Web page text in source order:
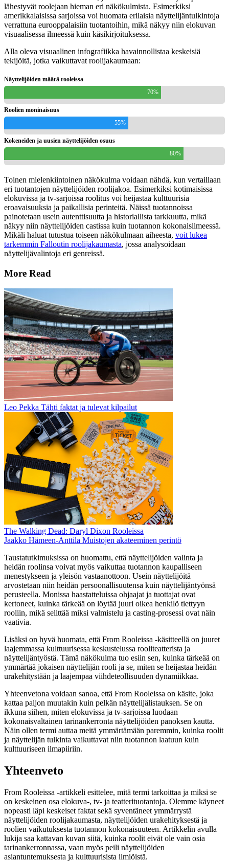
lähestyvät roolejaan hieman eri näkökulmista. Esimerkiksi
amerikkalaisissa sarjoissa voi huomata erilaisia näyttelijäntulkintoja
verrattuna eurooppalaisiin tuotantoihin, mikä näkyy niin elokuvan
visuaalisessa ilmeessä kuin käsikirjoituksessa.
Alla oleva visuaalinen infografiikka havainnollistaa keskeisiä
tekijöitä, jotka vaikuttavat roolijakaumaan:
Näyttelijöiden määrä rooleissa
70%
Roolien moninaisuus
55%
Kokeneiden ja uusien näyttelijöiden osuus
80%
Toinen mielenkiintoinen näkökulma voidaan nähdä, kun vertaillaan
eri tuotantojen näyttelijöiden roolijakoa. Esimerkiksi kotimaisissa
elokuvissa ja tv-sarjoissa roolitus voi heijastaa kulttuurisia
eroavaisuuksia ja paikallisia perinteitä. Näissä tuotannoissa
painotetaan usein autenttisuutta ja historiallista tarkkuutta, mikä
näkyy niin näyttelijöiden castissa kuin tuotannon kokonaisilmeessä.
Mikäli haluat tutustua toiseen näkökulmaan aiheesta, voit lukea
tarkemmin Falloutin roolijakaumasta, jossa analysoidaan
näyttelijävalintoja eri genreissä.
More Read
Leo Pekka Tähti faktat ja tulevat kilpailut
The Walking Dead: Daryl Dixon Rooleissa
Jaakko Hämeen-Anttila Muistojen akateeminen perintö
Taustatutkimuksissa on huomattu, että näyttelijöiden valinta ja
heidän roolinsa voivat myös vaikuttaa tuotannon kaupalliseen
menestykseen ja yleisön vastaanottoon. Usein näyttelijöitä
arvostetaan niin heidän persoonallisuutensa kuin näyttelijäntyönsä
perusteella. Monissa haastatteluissa ohjaajat ja tuottajat ovat
kertoneet, kuinka tärkeää on löytää juuri oikea henkilö tiettyyn
rooliin, mikä selittää miksi valmistelu ja casting-prosessi ovat näin
vaativia.
Lisäksi on hyvä huomata, että From Rooleissa -käsitteellä on juuret
laajemmassa kulttuurisessa keskustelussa rooliteatterista ja
näyttelijäntyöstä. Tämä näkökulma tuo esiin sen, kuinka tärkeää on
ymmärtää jokaisen näyttelijän rooli ja se, miten se heijastaa heidän
urakehitystään ja laajempaa viihdeteollisuuden dynamiikkaa.
Yhteenvetona voidaan sanoa, että From Rooleissa on käsite, joka
kattaa paljon muutakin kuin pelkän näyttelijälistauksen. Se on
ikkuna siihen, miten elokuvissa ja tv-sarjoissa luodaan
kokonaisvaltainen tarinankerronta näyttelijöiden panoksen kautta.
Näin ollen termi auttaa meitä ymmärtämään paremmin, kuinka roolit
ja näyttelijän tulkinta vaikuttavat niin tuotannon laatuun kuin
kulttuuriseen ilmapiiriin.
Yhteenveto
From Rooleissa -artikkeli esittelee, mitä termi tarkoittaa ja miksi se
on keskeinen osa elokuva-, tv- ja teatterituotantoja. Olemme käyneet
nopeasti läpi keskeiset faktat sekä syventäneet ymmärrystä
näyttelijöiden roolijakaumasta, näyttelijöiden urakehityksestä ja
roolien vaikutuksesta tuotannon kokonaisuuteen. Artikkelin avulla
lukija saa kattavan kuvan siitä, kuinka roolit eivät ole vain osia
tarinankerronnassa, vaan myös peili näyttelijöiden
asiantuntemuksesta ja kulttuurisista ilmiöistä.